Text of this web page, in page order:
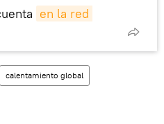
en la red
calentamiento global